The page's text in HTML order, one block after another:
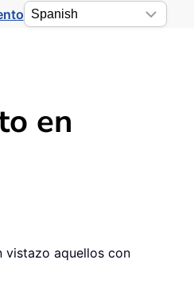
en
vistazo aquellos con